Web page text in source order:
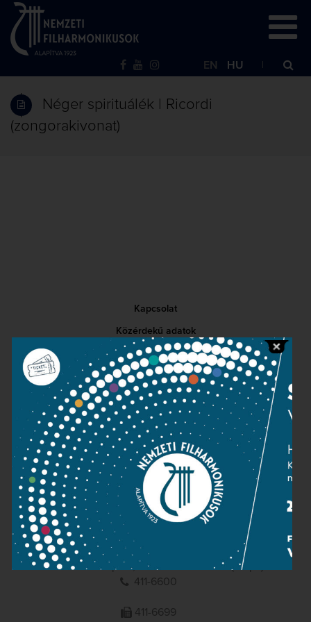
EN HU
Néger spirituálék | Ricordi
(zongorakivonat)
Kapcsolat
Közérdekű adatok
Sajtószoba
Adatvédelem
Impresszum
NEMZETI
FILHARMONIKUSOK
1095 Budapest, Komor Marcell u. 1. (Müpa)
411-6600
411-6699